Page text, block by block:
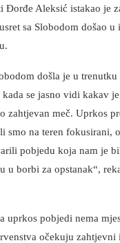
Đorđe Aleksić istakao je
sa Slobodom došao u
došla je u
se jasno vidi kakav
zahtjevan meč. Uprkos
smo na teren fokusirani,
pobjedu koja nam je
u borbi za opstanak“,
uprkos pobjedi nema
očekuju zahtjevni